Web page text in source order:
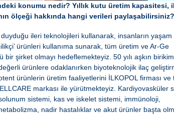
konumu nedir? Yıllık kutu üretim kapasitesi,
ölçeği hakkında hangi verileri paylaşabilirsiniz?
ileri teknolojileri kullanarak, insanların yaşam
ürünleri kullanıma sunarak, tüm üretim ve Ar-Ge
bir şirket olmayı hedeflemekteyiz. 50 yılı aşkın
ürünlere odaklanırken biyoteknolojik ilaç
ürünlerin üretim faaliyetlerini İLKOPOL firması ve
markası ile yürütmekteyiz. Kardiyovasküler
sistemi, kas ve iskelet sistemi, immünoloji,
nadir hastalıklar ve akut ürünler başta